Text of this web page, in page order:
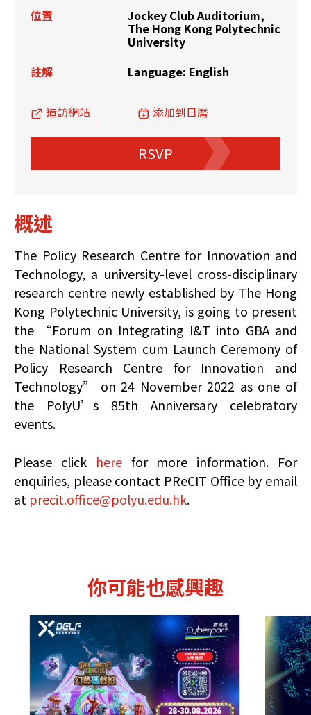
位置
Jockey Club Auditorium,
The Hong Kong Polytechnic
University
註解
Language: English
造訪網站 添加到日曆
RSVP
概述
The Policy Research Centre for Innovation and
Technology, a university-level cross-disciplinary
research centre newly established by The Hong
Kong Polytechnic University, is going to present
the “Forum on Integrating I&T into GBA and
the National System cum Launch Ceremony of
Policy Research Centre for Innovation and
Technology” on 24 November 2022 as one of
the PolyU’s 85th Anniversary celebratory
events.
Please click herefor more information. For
enquiries, please contact PReCIT Office by email
at precit.office@polyu.edu.hk.
你可能也感興趣